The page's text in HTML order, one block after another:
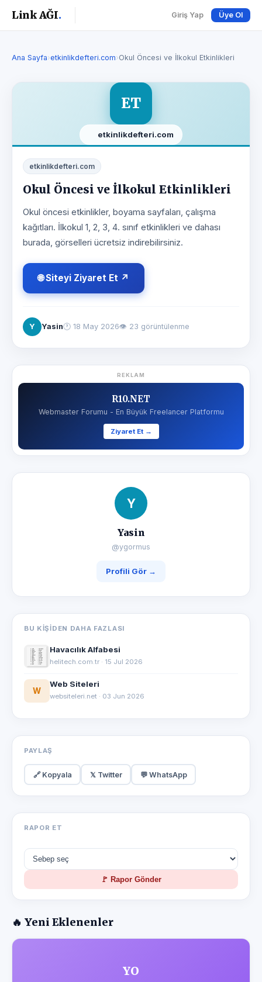
Link AĞI. Giriş Yap Üye Ol
Ana Sayfa›etkinlikdefteri.com›Okul Öncesi ve İlkokul Etkinlikleri
ET
etkinlikdefteri.com
etkinlikdefteri.com
Okul Öncesi ve İlkokul Etkinlikleri
Okul öncesi etkinlikler, boyama sayfaları, çalışma
kağıtları. İlkokul 1, 2, 3, 4. sınıf etkinlikleri ve dahası
burada, görselleri ücretsiz indirebilirsiniz.
🌐 Siteyi Ziyaret Et ↗
Y Yasin🕐 18 May 2026👁 23 görüntülenme
REKLAM
R10.NET
Webmaster Forumu - En Büyük Freelancer Platformu
Ziyaret Et →
Y
Yasin
@ygormus
Profili Gör →
BU KIŞIDEN DAHA FAZLASI
Havacılık Alfabesi
helitech.com.tr · 15 Jul 2026
W
Web Siteleri
websiteleri.net · 03 Jun 2026
PAYLAŞ
🔗 Kopyala 𝕏 Twitter 💬 WhatsApp
RAPOR ET
🚩 Rapor Gönder
🔥 Yeni Eklenenler
YO